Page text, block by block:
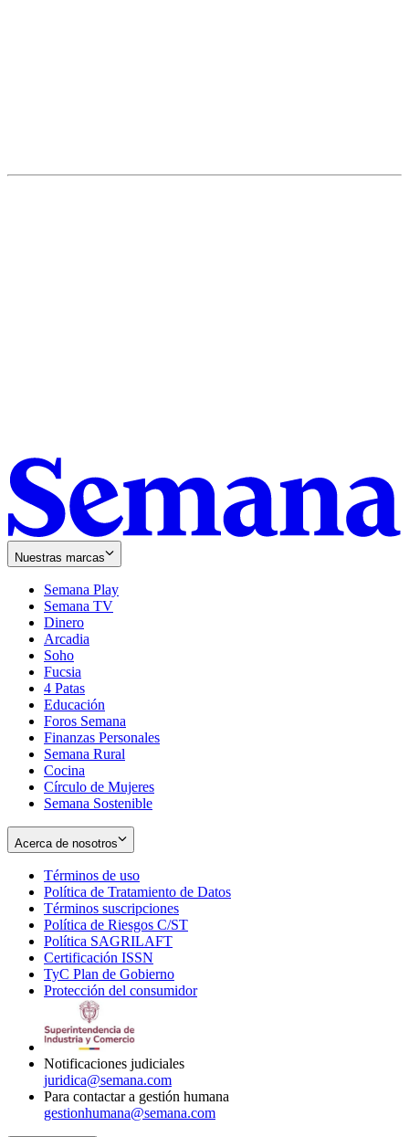
Nuestras marcas
Semana Play
Semana TV
Dinero
Arcadia
Soho
in
new
window
Fucsia
in
new
window
4 Patas
Educación
Foros Semana
Finanzas Personales
Semana Rural
Cocina
Círculo de Mujeres
Semana Sostenible
Acerca de nosotros
Términos de uso
in
new
window
Política de Tratamiento de Datos
Términos suscripciones
in
Política de Riesgos C/ST
Política SAGRILAFT
new
window
Certificación ISSN
in
new
TyC Plan de Gobierno
in
Protección del consumidorOpens
Notificaciones judiciales
juridica@semana.com
Para contactar a gestión humana
gestionhumana@semana.com